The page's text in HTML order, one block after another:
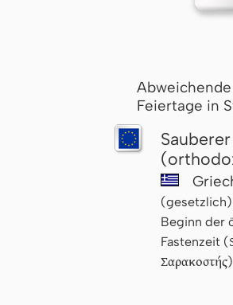
Feiertage in
(gesetzlich)
Beginn der
Fastenzeit (
Σαρακοστής)